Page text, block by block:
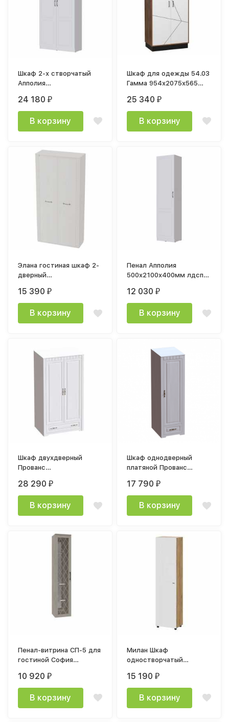
Шкаф 2-х створчатый
Апполия
древесные поры / мдф
пвх белый дуб
24 180₽
В корзину
Шкаф для одежды 54.03
Гамма 954х2075х565
25 340₽
В корзину
Элана гостиная шкаф 2-
дверный
бодега белая
15 390₽
В корзину
Пенал Апполия
500x2100x400мм лдсп
пвх белый дуб
12 030₽
В корзину
Шкаф двухдверный
Прованс
бодега белая / патина
премиум
28 290₽
В корзину
Шкаф однодверный
платяной Прованс
Бодега белая / Патина
премиум
17 790₽
В корзину
Пенал-витрина СП-5 для
гостиной София
10 920₽
В корзину
Милан Шкаф
одностворчатый
Золотой/Белый Матовый
15 190₽
В корзину